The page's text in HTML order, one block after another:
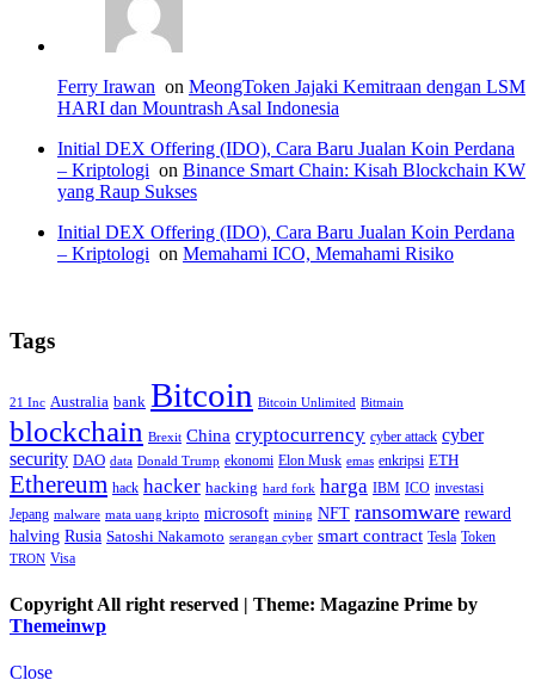
Ferry Irawan on MeongToken Jajaki Kemitraan dengan LSM
HARI dan Mountrash Asal Indonesia
Initial DEX Offering (IDO), Cara Baru Jualan Koin Perdana
– Kriptologi on Binance Smart Chain: Kisah Blockchain KW
yang Raup Sukses
Initial DEX Offering (IDO), Cara Baru Jualan Koin Perdana
– Kriptologi on Memahami ICO, Memahami Risiko
Tags
21 Inc Australia bank Bitcoin Bitcoin Unlimited Bitmain
blockchain Brexit China cryptocurrency cyber attack cyber
security DAO data Donald Trump ekonomi Elon Musk emas enkripsi ETH
Ethereum hack hacker hacking hard fork harga IBM ICO investasi
Jepang malware mata uang kripto microsoft mining NFT ransomware reward
halving Rusia Satoshi Nakamoto serangan cyber smart contract Tesla Token
TRON Visa
Copyright All right reserved | Theme: Magazine Prime by
Themeinwp
Close